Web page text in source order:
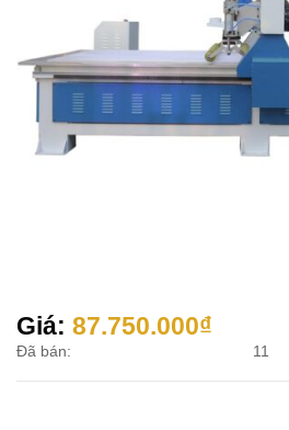
Giá: 87.750.000₫
Đã bán: 11